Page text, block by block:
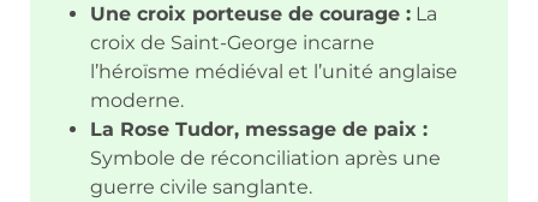
Une croix porteuse de courage : La
croix de Saint-George incarne
l’héroïsme médiéval et l’unité anglaise
moderne.
La Rose Tudor, message de paix :
Symbole de réconciliation après une
guerre civile sanglante.